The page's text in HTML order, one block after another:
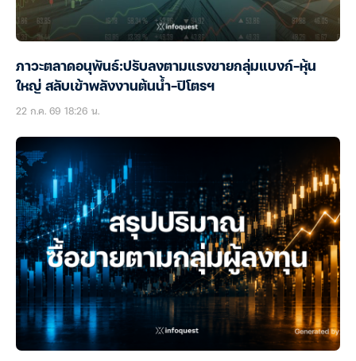
ภาวะตลาดอนุพันธ์:ปรับลงตามแรงขายกลุ่มแบงก์-หุ้น
ใหญ่ สลับเข้าพลังงานต้นน้ำ-ปิโตรฯ
22 ก.ค. 69 18:26 น.